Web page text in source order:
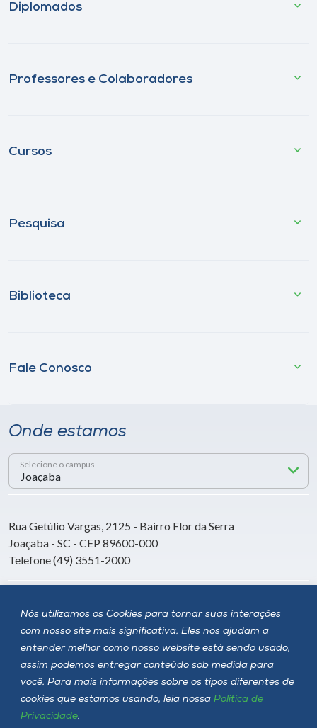
Nós utilizamos os Cookies para tornar suas interações
com nosso site mais significativa. Eles nos ajudam a
entender melhor como nosso website está sendo usado,
assim podemos entregar conteúdo sob medida para
você. Para mais informações sobre os tipos diferentes de
cookies que estamos usando, leia nossa Política de
Privacidade.
Diplomados
Professores e Colaboradores
Cursos
Pesquisa
Biblioteca
Fale Conosco
Onde estamos
Selecione o campus
Rua Getúlio Vargas, 2125 - Bairro Flor da Serra
Joaçaba - SC - CEP 89600-000
Telefone (49) 3551-2000
Siga a Unoesc